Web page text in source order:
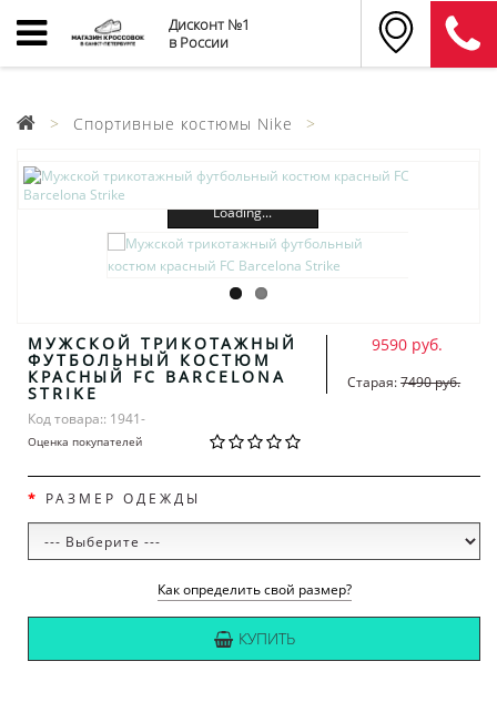
Дисконт №1
в России
Спортивные костюмы Nike
Loading...
МУЖСКОЙ ТРИКОТАЖНЫЙ
ФУТБОЛЬНЫЙ КОСТЮМ
КРАСНЫЙ FC BARCELONA
STRIKE
Код товара:: 1941-
Оценка покупателей
9590 руб.
Старая:7490 руб.
РАЗМЕР ОДЕЖДЫ
Как определить свой размер?
КУПИТЬ